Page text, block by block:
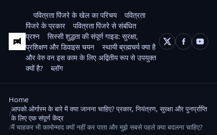
पवित्रता पिंजरे के खेल का परिचय
पवित्रता
पिंजरे के प्रकार
पवित्रता पिंजरे से संबंधित
प्रश्न
सिस्सी शुद्धता की संपूर्ण गाइड: सुरक्षा,
प्रशिक्षण और डिवाइस चयन
स्थायी ब्रह्मचर्य क्या है
और वेरु वन इस काम के लिए अद्वितीय रूप से उपयुक्त
क्यों है?
ब्लॉग
Home
आपको ओर्गास्म के बारे में क्या जानना चाहिए? प्रकार, नियंत्रण, सुरक्षा और पुनर्प्राप्ति
के लिए एक संपूर्ण केंद्र
मैं चाहकर भी कामोन्माद क्यों नहीं कर पाता और मुझे सबसे पहले क्या बदलना चाहिए?